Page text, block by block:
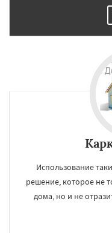
Использование
решение, которое не
дома, но и не